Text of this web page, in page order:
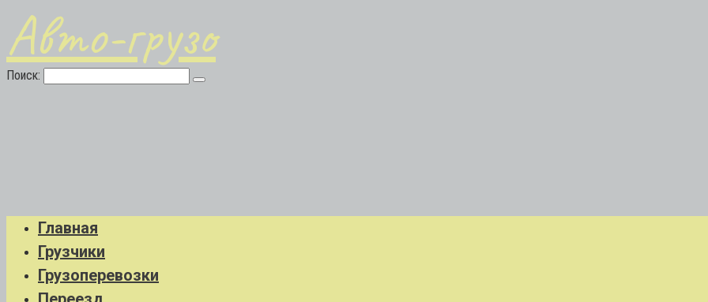
Авто-грузо
Поиск:
Главная
Грузчики
Грузоперевозки